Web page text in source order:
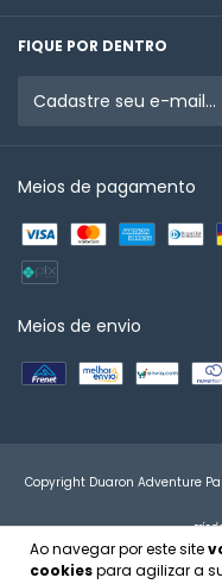
Ao navegar por este site
cookiespara agilizar a
FIQUE POR DENTRO
Meios de pagamento
Meios de envio
Copyright Duaron Adventure